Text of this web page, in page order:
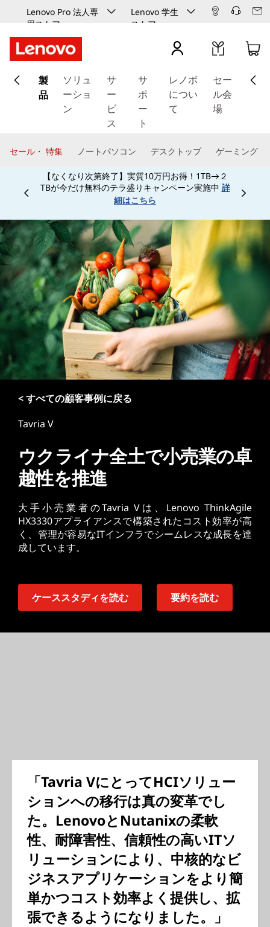
Lenovo Pro 法人専
用ストア
Lenovo 学生
ストア
イ
ン
ッ
プ
す
る
製
品
ソリュ
ーショ
ン
サ
ー
ビ
ス
サ
ポ
ー
ト
レノボ
につい
て
セー
ル会
場
セール・ 特集 ノートパソコン デスクトップ ゲーミング
学生、保護者、教職員、予備校生なら特別割引で
ご購入頂けます！学生向け学生ストアは こちら
Currently displaying item 4 of
< すべての顧客事例に戻る
Tavria V
ウクライナ全土で小売業の卓
越性を推進
大手小売業者のTavria Vは、Lenovo ThinkAgile
HX3330アプライアンスで構築されたコスト効率が高
く、管理が容易なITインフラでシームレスな成長を達
成しています。
ケーススタディを読む 要約を読む
「Tavria VにとってHCIソリュー
ションへの移行は真の変革でし
た。LenovoとNutanixの柔軟
性、耐障害性、信頼性の高いITソ
リューションにより、中核的なビ
ジネスアプリケーションをより簡
単かつコスト効率よく提供し、拡
張できるようになりました。」